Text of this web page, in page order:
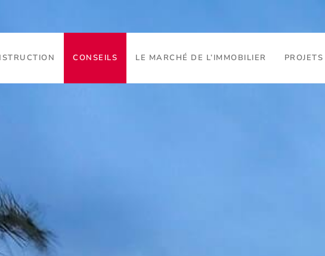
CONSEILS LE MARCHÉ DE L’IMMOBILIER PROJETS